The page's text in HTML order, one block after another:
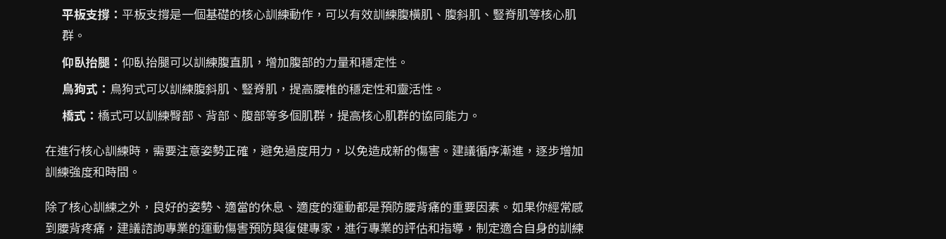
平板支撐： 平板支撐是一個基礎的核心訓練動作，可以有效訓練腹橫肌、腹斜肌、豎脊肌等核心肌
群。
仰臥抬腿： 仰臥抬腿可以訓練腹直肌，增加腹部的力量和穩定性。
鳥狗式： 鳥狗式可以訓練腹斜肌、豎脊肌，提高腰椎的穩定性和靈活性。
橋式： 橋式可以訓練臀部、背部、腹部等多個肌群，提高核心肌群的協同能力。
在進行核心訓練時，需要注意姿勢正確，避免過度用力，以免造成新的傷害。建議循序漸進，逐步增加
訓練強度和時間。
除了核心訓練之外，良好的姿勢、適當的休息、適度的運動都是預防腰背痛的重要因素。如果你經常感
到腰背疼痛，建議諮詢專業的運動傷害預防與復健專家，進行專業的評估和指導，制定適合自身的訓練